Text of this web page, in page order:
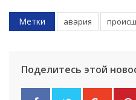
Метки авария
Поделитесь этой